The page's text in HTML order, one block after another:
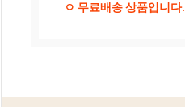
ㅇ 무료배송 상품입니다.